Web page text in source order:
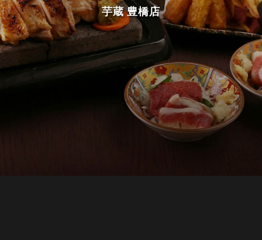
芋蔵 豊橋店